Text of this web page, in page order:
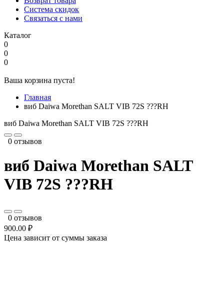
Система скидок
Связаться с нами
Каталог
0
0
0
Ваша корзина пуста!
Главная
виб Daiwa Morethan SALT VIB 72S ???RH
виб Daiwa Morethan SALT VIB 72S ???RH
0 отзывов
виб Daiwa Morethan SALT
VIB 72S ???RH
0 отзывов
900.00 ₽
Цена зависит от суммы заказа